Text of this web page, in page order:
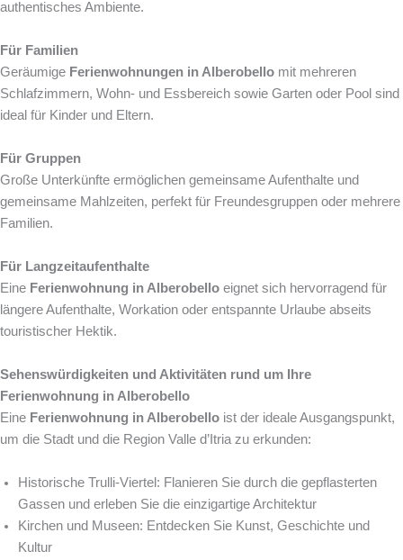
authentisches Ambiente.
Für Familien
Geräumige Ferienwohnungen in Alberobello mit mehreren
Schlafzimmern, Wohn- und Essbereich sowie Garten oder Pool sind
ideal für Kinder und Eltern.
Für Gruppen
Große Unterkünfte ermöglichen gemeinsame Aufenthalte und
gemeinsame Mahlzeiten, perfekt für Freundesgruppen oder mehrere
Familien.
Für Langzeitaufenthalte
Eine Ferienwohnung in Alberobello eignet sich hervorragend für
längere Aufenthalte, Workation oder entspannte Urlaube abseits
touristischer Hektik.
Sehenswürdigkeiten und Aktivitäten rund um Ihre
Ferienwohnung in Alberobello
Eine Ferienwohnung in Alberobello ist der ideale Ausgangspunkt,
um die Stadt und die Region Valle d’Itria zu erkunden:
Historische Trulli-Viertel: Flanieren Sie durch die gepflasterten
Gassen und erleben Sie die einzigartige Architektur
Kirchen und Museen: Entdecken Sie Kunst, Geschichte und
Kultur